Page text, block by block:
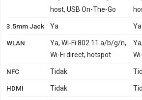
host, USB On-The-Go
3.5mm Jack Ya Ya
WLAN
Ya, Wi-Fi 802.11 a/b/g/n,
Wi-Fi direct, hotspot
NFC Tidak
HDMI Tidak